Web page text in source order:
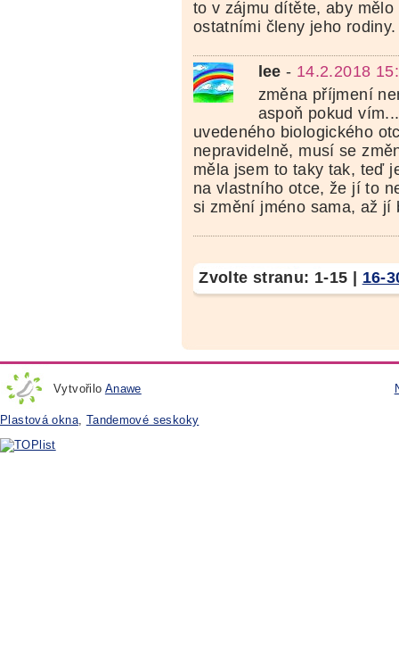
to v zájmu dítěte, aby
ostatními členy jeho rodiny.
lee - 14.2.2018
změna příjmení
aspoň pokud
uvedeného biologického
nepravidelně, musí se
měla jsem to taky tak, teď
na vlastního otce, že jí to
si změní jméno sama, až jí
Zvolte stranu: 1-15 16-
Vytvořilo Anawe
Plastová okna, Tandemové seskoky